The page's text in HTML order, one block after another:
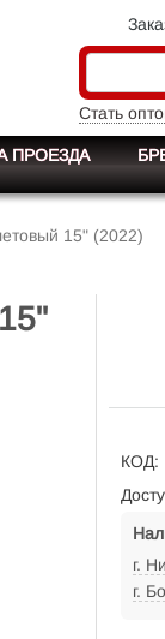
Стать
ПРОЕЗДА
15" (2022)
КОД:
г.
г.